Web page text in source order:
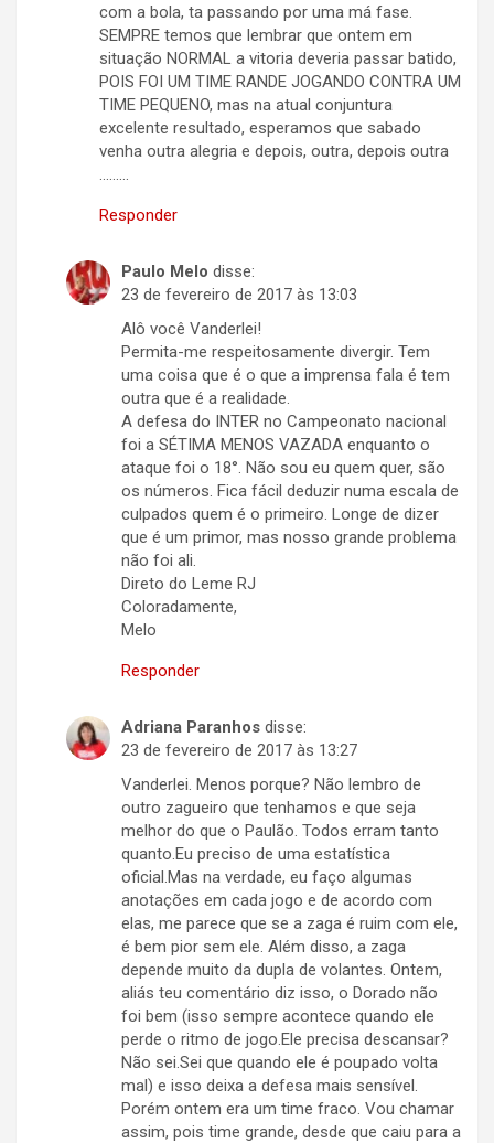
com a bola, ta passando por uma má fase.
SEMPRE temos que lembrar que ontem em
situação NORMAL a vitoria deveria passar batido,
POIS FOI UM TIME RANDE JOGANDO CONTRA UM
TIME PEQUENO, mas na atual conjuntura
excelente resultado, esperamos que sabado
venha outra alegria e depois, outra, depois outra
………
Responder
Paulo Melo disse:
23 de fevereiro de 2017 às 13:03
Alô você Vanderlei!
Permita-me respeitosamente divergir. Tem
uma coisa que é o que a imprensa fala é tem
outra que é a realidade.
A defesa do INTER no Campeonato nacional
foi a SÉTIMA MENOS VAZADA enquanto o
ataque foi o 18°. Não sou eu quem quer, são
os números. Fica fácil deduzir numa escala de
culpados quem é o primeiro. Longe de dizer
que é um primor, mas nosso grande problema
não foi ali.
Direto do Leme RJ
Coloradamente,
Melo
Responder
Adriana Paranhos disse:
23 de fevereiro de 2017 às 13:27
Vanderlei. Menos porque? Não lembro de
outro zagueiro que tenhamos e que seja
melhor do que o Paulão. Todos erram tanto
quanto.Eu preciso de uma estatística
oficial.Mas na verdade, eu faço algumas
anotações em cada jogo e de acordo com
elas, me parece que se a zaga é ruim com ele,
é bem pior sem ele. Além disso, a zaga
depende muito da dupla de volantes. Ontem,
aliás teu comentário diz isso, o Dorado não
foi bem (isso sempre acontece quando ele
perde o ritmo de jogo.Ele precisa descansar?
Não sei.Sei que quando ele é poupado volta
mal) e isso deixa a defesa mais sensível.
Porém ontem era um time fraco. Vou chamar
assim, pois time grande, desde que caiu para a